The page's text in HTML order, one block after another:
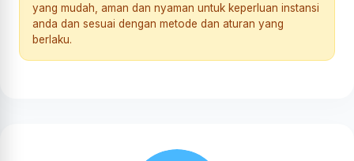
yang mudah, aman dan nyaman untuk keperluan instansi
anda dan sesuai dengan metode dan aturan yang
berlaku.